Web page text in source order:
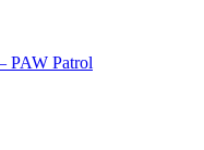
PAW Patrol